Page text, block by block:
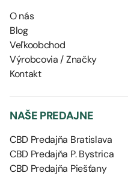
O nás
Blog
Veľkoobchod
Výrobcovia / Značky
Kontakt
NAŠE PREDAJNE
CBD Predajňa Bratislava
CBD Predajňa P. Bystrica
CBD Predajňa Piešťany